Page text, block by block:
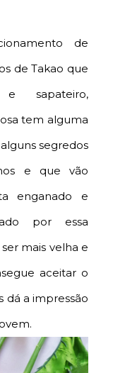
de
de Takao que
sapateiro,
tem alguma
segredos
e que vão
enganado e
por essa
mais velha e
aceitar o
dá a impressão